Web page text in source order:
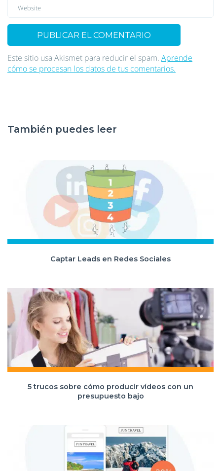
Este sitio usa Akismet para reducir el spam. Aprende
cómo se procesan los datos de tus comentarios.
También puedes leer
Captar Leads en Redes Sociales
5 trucos sobre cómo producir vídeos con un
presupuesto bajo